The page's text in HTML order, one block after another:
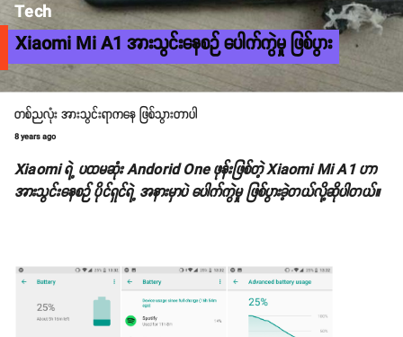
Tech
Xiaomi Mi A1 အားသွင်းနေစဉ် ပေါက်ကွဲမှု ဖြစ်ပွား
တစ်ညလုံး အားသွင်းရာကနေ ဖြစ်သွားတာပါ
8 years ago
Xiaomi ရဲ့ ပထမဆုံး Andorid One ဖုန်းဖြစ်တဲ့ Xiaomi Mi A1 ဟာ
အားသွင်းနေစဉ် ပိုင်ရှင်ရဲ့ အနားမှာပဲ ပေါက်ကွဲမှု ဖြစ်ပွားခဲ့တယ်လို့ဆိုပါတယ်။